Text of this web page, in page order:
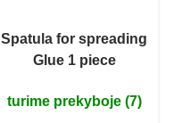
Spatula for spreading
Glue 1 piece
turime prekyboje (7)